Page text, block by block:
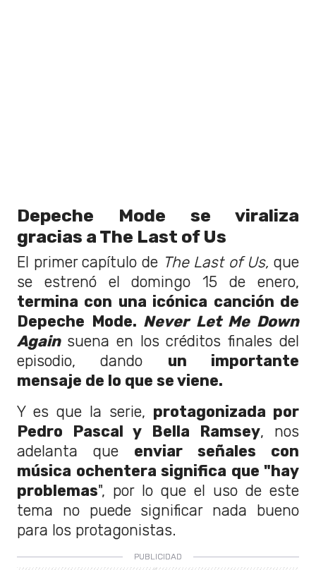
Depeche Mode se viraliza
gracias a The Last of Us
El primer capítulo de The Last of Us, que
se estrenó el domingo 15 de enero,
termina con una icónica canción de
Depeche Mode. Never Let Me Down
Again suena en los créditos finales del
episodio, dando un importante
mensaje de lo que se viene.
Y es que la serie, protagonizada por
Pedro Pascal y Bella Ramsey, nos
adelanta que enviar señales con
música ochentera significa que "hay
problemas", por lo que el uso de este
tema no puede significar nada bueno
para los protagonistas.